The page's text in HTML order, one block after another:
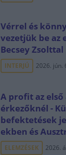
Vérrel és
vezetjük be az
Becsey Zsolttal
INTERJÚ 2026. jún.
A profit az első
érkezőknél -
befektetések
ekben és
ELEMZÉSEK 2026.